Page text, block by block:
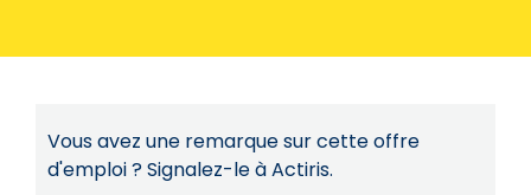
Vous avez une remarque sur cette offre
d'emploi ? Signalez-le à Actiris.